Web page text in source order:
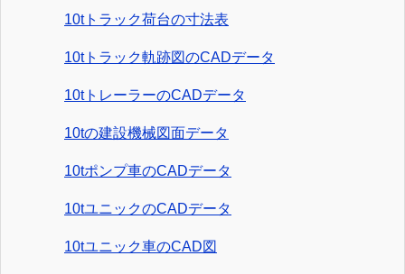
10tトラック荷台の寸法表
10tトラック軌跡図のCADデータ
10tトレーラーのCADデータ
10tの建設機械図面データ
10tポンプ車のCADデータ
10tユニックのCADデータ
10tユニック車のCAD図